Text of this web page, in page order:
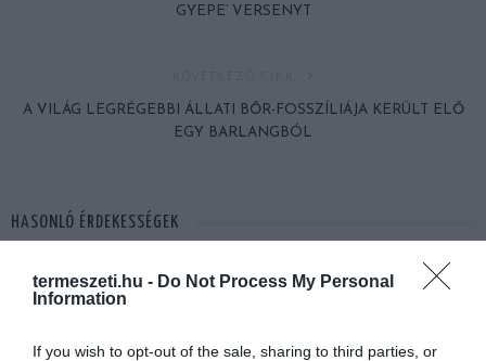
termeszeti.hu - Do Not Process My Personal
Information
If you wish to opt-out of the sale, sharing to third parties, or
GYEPE’ VERSENYT
A VILÁG LEGRÉGEBBI ÁLLATI BŐR-FOSSZÍLIÁJA KERÜLT ELŐ
EGY BARLANGBÓL
HASONLÓ ÉRDEKESSÉGEK